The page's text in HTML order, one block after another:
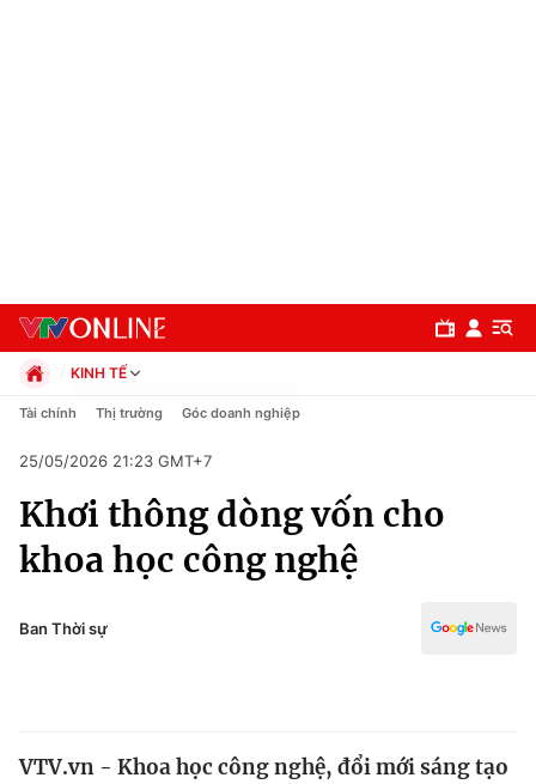
Chuyên mục
Chính trị
KINH TẾ
Chính trị
Pháp luật
Kinh tế
Thể thao
Truyền hình
Y tế
Tài chính Thị trường Góc doanh nghiệp
25/05/2026 21:23 GMT+7
Khơi thông dòng vốn cho
khoa học công nghệ
Ban Thời sự
VTV.vn - Khoa học công nghệ, đổi mới sáng tạo